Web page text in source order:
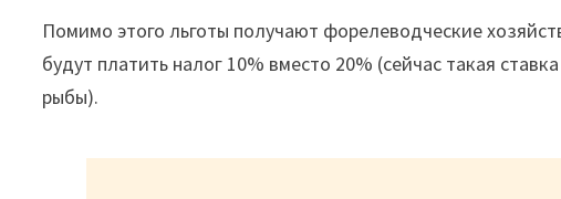
Помимо этого льготы получают форелеводческие
будут платить налог 10% вместо 20% (сейчас такая
рыбы).